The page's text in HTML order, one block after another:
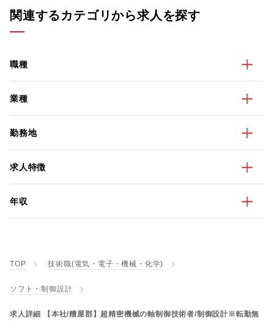
関連するカテゴリから求人を探す
職種
業種
勤務地
求人特徴
年収
TOP 技術職(電気・電子・機械・化学)
ソフト・制御設計
求人詳細 【本社/糟屋郡】超精密機械の軸制御技術者/制御設計※転勤無